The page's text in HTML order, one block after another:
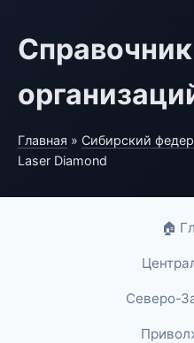
Справочник
Главная » Сибирский
Laser Diamond
🏠
Северо-